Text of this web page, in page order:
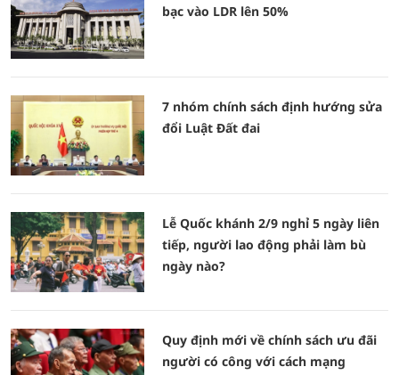
bạc vào LDR lên 50%
7 nhóm chính sách định hướng sửa
đổi Luật Đất đai
Lễ Quốc khánh 2/9 nghỉ 5 ngày liên
tiếp, người lao động phải làm bù
ngày nào?
Quy định mới về chính sách ưu đãi
người có công với cách mạng